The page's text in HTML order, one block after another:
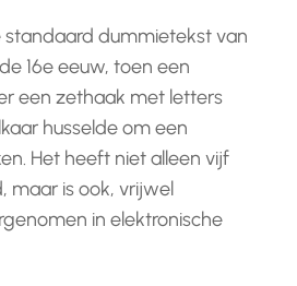
standaard dummietekst van
16e eeuw, toen een
een zethaak met letters
husselde om een
Het heeft niet alleen vijf
maar is ook, vrijwel
in elektronische